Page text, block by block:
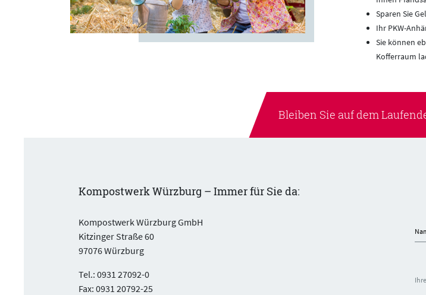
Sparen Sie
Ihr PKW-
Sie können
Kofferraum
Bleiben Sie auf dem
Kompostwerk Würzburg – Immer für Sie da:
Kompostwerk Würzburg GmbH
Kitzinger Straße 60
97076 Würzburg
Tel.: 0931 27092-0
Fax: 0931 20792-25